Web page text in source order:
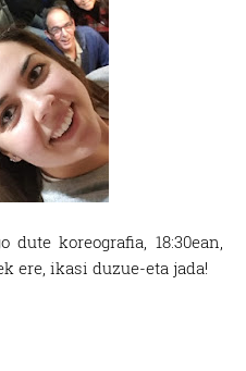
dute koreografia, 18:30ean,
ere, ikasi duzue-eta jada!